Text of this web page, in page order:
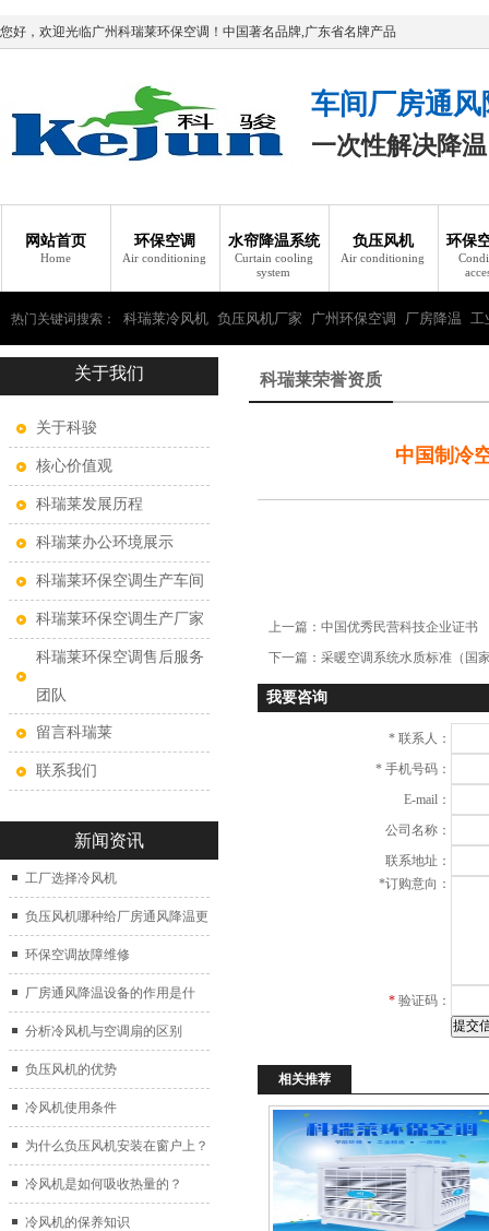
您好，欢迎光临广州科瑞莱环保空调！中国著名品牌,广东省名牌产品
车间厂房通
一次性解决降
网站首页
Home
环保空调
Air conditioning
水帘降温系统
Curtain cooling
system
负压风机
Air conditioning
环保
热门关键词搜索： 科瑞莱冷风机 负压风机厂家 广州环保空调 厂房降温 工
瑞莱环保空调关于我们
关于科骏
核心价值观
科瑞莱发展历程
科瑞莱办公环境展示
科瑞莱环保空调生产车间
科瑞莱环保空调生产厂家
科瑞莱环保空调售后服务
团队
留言科瑞莱
联系我们
新闻资讯
工厂选择冷风机
负压风机哪种给厂房通风降温更
好？
环保空调故障维修
厂房通风降温设备的作用是什
么？
分析冷风机与空调扇的区别
负压风机的优势
冷风机使用条件
为什么负压风机安装在窗户上？
冷风机是如何吸收热量的？
冷风机的保养知识
科瑞莱荣誉资质
中国制冷
上一篇： 中国优秀民营科技企业证书
下一篇： 采暖空调系统水质标准（国
我要咨询
* 联系人：
* 手机号码：
E-mail：
公司名称：
联系地址：
*订购意向：
* 验证码：
相关推荐